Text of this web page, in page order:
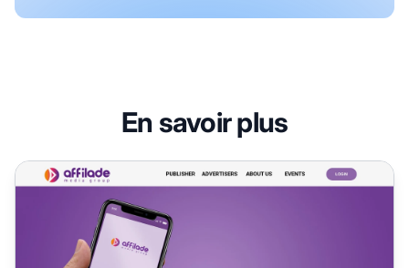
En savoir plus
Programme d'affiliation Affilade Media